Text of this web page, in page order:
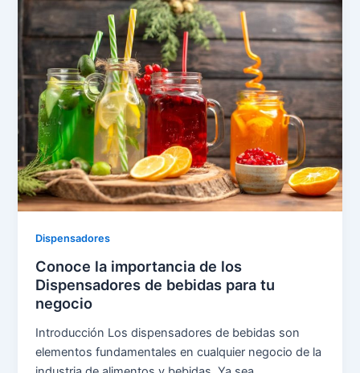
Dispensadores
Conoce la importancia de los
Dispensadores de bebidas para tu
negocio
Introducción Los dispensadores de bebidas son
elementos fundamentales en cualquier negocio de la